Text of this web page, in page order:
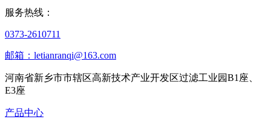
服务热线：
0373-2610711
邮箱：letianranqi@163.com
河南省新乡市市辖区高新技术产业开发区过滤工业园B1座、
E3座
产品中心